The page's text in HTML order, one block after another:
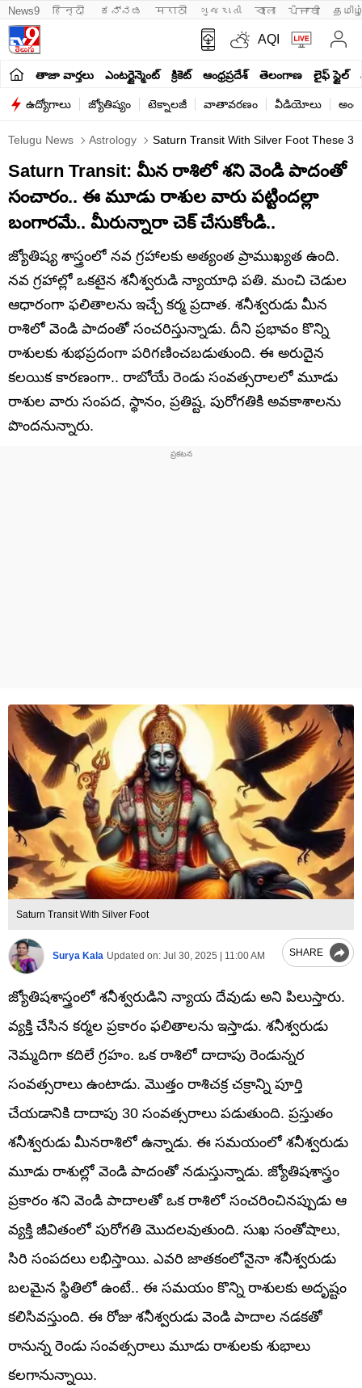
News9 हिन्दी ಕನ್ನಡ मराठी ગુજરાતી বাংলা ਪੰਜਾਬੀ
AQI
తాజా వార్తలు ఎంటర్టైన్మెంట్ క్రికెట్ ఆంధ్రప్రదేశ్ తెలంగాణ లైఫ్ స్టైల్
ఉద్యోగాలు జ్యోతిష్యం టెక్నాలజీ వాతావరణం వీడియోలు
Telugu News Astrology Saturn Transit With Silver Foot These 3
Saturn Transit: మీన రాశిలో శని వెండి పాదంతో
సంచారం.. ఈ మూడు రాశుల వారు పట్టిందల్లా
బంగారమే.. మీరున్నారా చెక్ చేసుకోండి..
జ్యోతిష్య శాస్త్రంలో నవ గ్రహాలకు అత్యంత ప్రాముఖ్యత ఉంది.
నవ గ్రహాల్లో ఒకటైన శనీశ్వరుడి న్యాయాధి పతి. మంచి చెడుల
ఆధారంగా ఫలితాలను ఇచ్చే కర్మ ప్రదాత. శనీశ్వరుడు మీన
రాశిలో వెండి పాదంతో సంచరిస్తున్నాడు. దీని ప్రభావం కొన్ని
రాశులకు శుభప్రదంగా పరిగణించబడుతుంది. ఈ అరుదైన
కలయిక కారణంగా.. రాబోయే రెండు సంవత్సరాలలో మూడు
రాశుల వారు సంపద, స్థానం, ప్రతిష్ట, పురోగతికి అవకాశాలను
పొందనున్నారు.
Saturn Transit With Silver Foot
Surya Kala Updated on: Jul 30, 2025 | 11:00 AM SHARE
జ్యోతిషశాస్త్రంలో శనీశ్వరుడిని న్యాయ దేవుడు అని పిలుస్తారు.
వ్యక్తి చేసిన కర్మల ప్రకారం ఫలితాలను ఇస్తాడు. శనీశ్వరుడు
నెమ్మదిగా కదిలే గ్రహం. ఒక రాశిలో దాదాపు రెండున్నర
సంవత్సరాలు ఉంటాడు. మొత్తం రాశిచక్ర చక్రాన్ని పూర్తి
చేయడానికి దాదాపు 30 సంవత్సరాలు పడుతుంది. ప్రస్తుతం
శనీశ్వరుడు మీనరాశిలో ఉన్నాడు. ఈ సమయంలో శనీశ్వరుడు
మూడు రాశుల్లో వెండి పాదంతో నడుస్తున్నాడు. జ్యోతిషశాస్త్రం
ప్రకారం శని వెండి పాదాలతో ఒక రాశిలో సంచరించినప్పుడు ఆ
వ్యక్తి జీవితంలో పురోగతి మొదలవుతుంది. సుఖ సంతోషాలు,
సిరి సంపదలు లభిస్తాయి. ఎవరి జాతకంలోనైనా శనీశ్వరుడు
బలమైన స్థితిలో ఉంటే.. ఈ సమయం కొన్ని రాశులకు అదృష్టం
కలిసివస్తుంది. ఈ రోజు శనీశ్వరుడు వెండి పాదాల నడకతో
రానున్న రెండు సంవత్సరాలు మూడు రాశులకు శుభాలు
కలగానున్నాయి.